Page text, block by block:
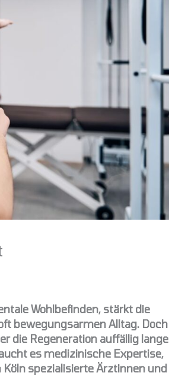
Wohlbefinden, stärkt die
bewegungsarmen Alltag. Doch
die Regeneration auffällig lange
es medizinische Expertise,
spezialisierte Ärztinnen und